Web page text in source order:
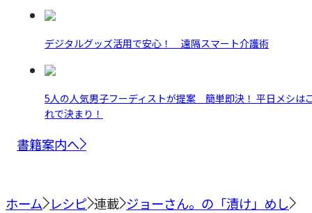
デジタルグッズ活用で安心！ 遠隔スマート介護術
5人の人気男子フーディストが提案 簡単即決！ 平日メシは
れで決まり！
書籍案内へ
ホーム レシピ 連載 ジョーさん。の「漬け」めし